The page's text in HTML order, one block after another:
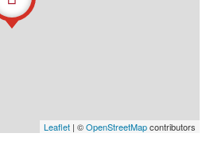
Leaflet | ©OpenStreetMapcontributors